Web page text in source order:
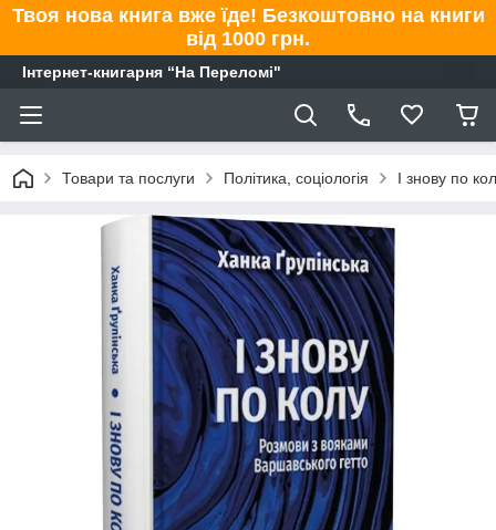
Твоя нова книга вже їде! Безкоштовно на книги
від 1000 грн.
Інтернет-книгарня “На Переломі"
Товари та послуги Політика, соціологія І знову по